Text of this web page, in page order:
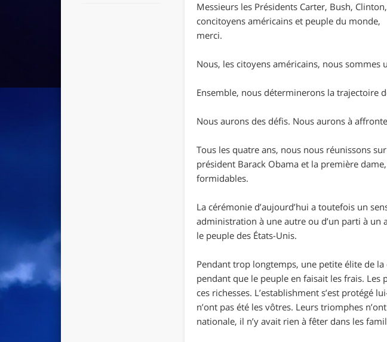
Messieurs les Présidents Carter, Bush,
concitoyens américains et peuple du monde,
merci.
Nous, les citoyens américains, nous
Ensemble, nous déterminerons la trajectoire
Nous aurons des défis. Nous aurons à
Tous les quatre ans, nous nous réunissons
président Barack Obama et la première
formidables.
La cérémonie d’aujourd’hui a toutefois un
administration à une autre ou d’un parti à
le peuple des États-Unis.
Pendant trop longtemps, une petite élite de
pendant que le peuple en faisait les frais.
ces richesses. L’establishment s’est protégé
n’ont pas été les vôtres. Leurs triomphes
nationale, il n’y avait rien à fêter dans les